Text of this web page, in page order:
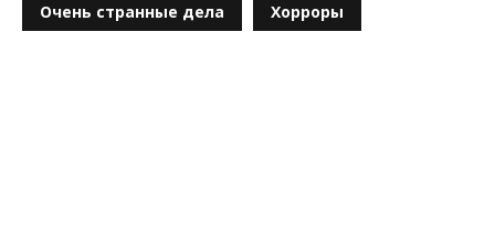
Очень странные дела Хорроры